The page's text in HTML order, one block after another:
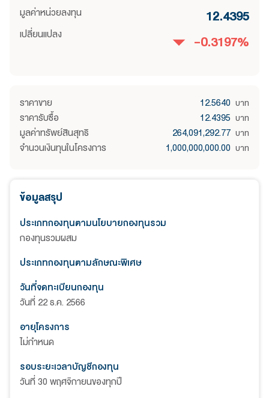
มูลค่าหน่วยลงทุน 12.4395
เปลี่ยนแปลง -0.3197%
ราคาขาย 12.5640 บาท
ราคารับซื้อ 12.4395 บาท
มูลค่าทรัพย์สินสุทธิ 264,091,292.77 บาท
จำนวนเงินทุนในโครงการ 1,000,000,000.00 บาท
ข้อมูลสรุป
ประเภทกองทุนตามนโยบายกองทุนรวม
กองทุนรวมผสม
ประเภทกองทุนตามลักษณะพิเศษ
วันที่จดทะเบียนกองทุน
วันที่ 22 ธ.ค. 2566
อายุโครงการ
ไม่กำหนด
รอบระยะเวลาบัญชีกองทุน
วันที่ 30 พฤศจิกายนของทุกปี